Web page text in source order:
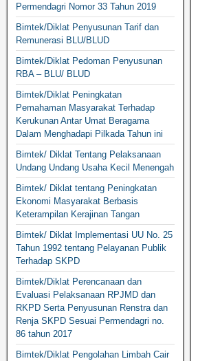
Permendagri Nomor 33 Tahun 2019
Bimtek/Diklat Penyusunan Tarif dan
Remunerasi BLU/BLUD
Bimtek/Diklat Pedoman Penyusunan
RBA – BLU/ BLUD
Bimtek/Diklat Peningkatan
Pemahaman Masyarakat Terhadap
Kerukunan Antar Umat Beragama
Dalam Menghadapi Pilkada Tahun ini
Bimtek/ Diklat Tentang Pelaksanaan
Undang Undang Usaha Kecil Menengah
Bimtek/ Diklat tentang Peningkatan
Ekonomi Masyarakat Berbasis
Keterampilan Kerajinan Tangan
Bimtek/ Diklat Implementasi UU No. 25
Tahun 1992 tentang Pelayanan Publik
Terhadap SKPD
Bimtek/Diklat Perencanaan dan
Evaluasi Pelaksanaan RPJMD dan
RKPD Serta Penyusunan Renstra dan
Renja SKPD Sesuai Permendagri no.
86 tahun 2017
Bimtek/Diklat Pengolahan Limbah Cair